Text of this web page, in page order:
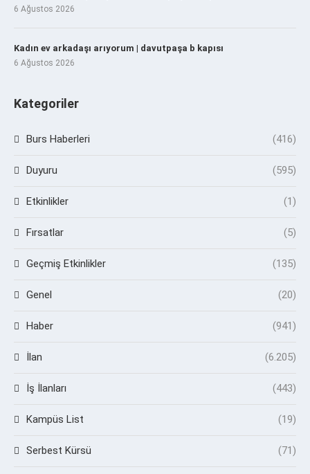
6 Ağustos 2026
Kadın ev arkadaşı arıyorum | davutpaşa b kapısı
6 Ağustos 2026
Kategoriler
Burs Haberleri (416)
Duyuru (595)
Etkinlikler (1)
Fırsatlar (5)
Geçmiş Etkinlikler (135)
Genel (20)
Haber (941)
İlan (6.205)
İş İlanları (443)
Kampüs List (19)
Serbest Kürsü (71)